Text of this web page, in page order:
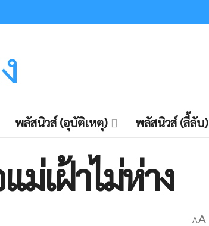
พลัสนิวส์ (อุบัติเหตุ) พลัสนิวส์ (ลี้ลับ)
ม่เฝ้าไม่ห่าง
AA